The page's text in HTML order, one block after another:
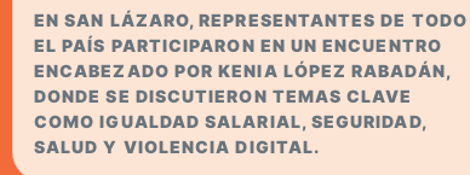
EN SAN LÁZARO, REPRESENTANTES DE TODO
EL PAÍS PARTICIPARON EN UN ENCUENTRO
ENCABEZADO POR KENIA LÓPEZ RABADÁN,
DONDE SE DISCUTIERON TEMAS CLAVE
COMO IGUALDAD SALARIAL, SEGURIDAD,
SALUD Y VIOLENCIA DIGITAL.